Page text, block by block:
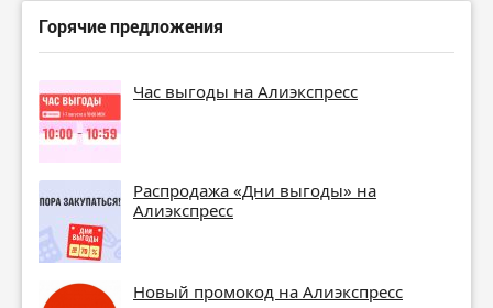
Горячие предложения
Час выгоды на Алиэкспресс
Распродажа «Дни выгоды» на
Алиэкспресс
Новый промокод на Алиэкспресс